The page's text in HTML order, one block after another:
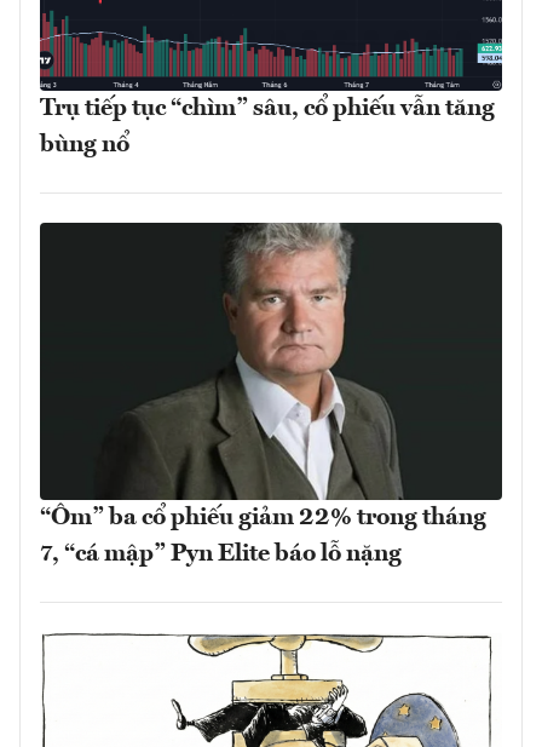
Trụ tiếp tục “chìm” sâu, cổ phiếu vẫn tăng
bùng nổ
“Ôm” ba cổ phiếu giảm 22% trong tháng
7, “cá mập” Pyn Elite báo lỗ nặng